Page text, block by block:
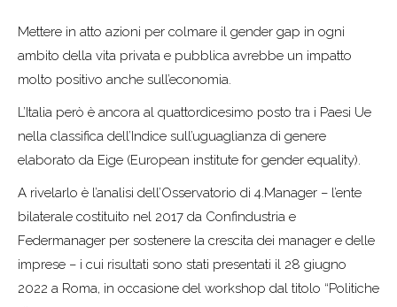
Mettere in atto azioni per colmare il gender gap in ogni
ambito della vita privata e pubblica avrebbe un impatto
molto positivo anche sull’economia.
L’Italia però è ancora al quattordicesimo posto tra i Paesi Ue
nella classifica dell’Indice sull’uguaglianza di genere
elaborato da Eige (European institute for gender equality).
A rivelarlo è l’analisi dell’Osservatorio di 4.Manager – l’ente
bilaterale costituito nel 2017 da Confindustria e
Federmanager per sostenere la crescita dei manager e delle
imprese – i cui risultati sono stati presentati il 28 giugno
2022 a Roma, in occasione del workshop dal titolo “Politiche